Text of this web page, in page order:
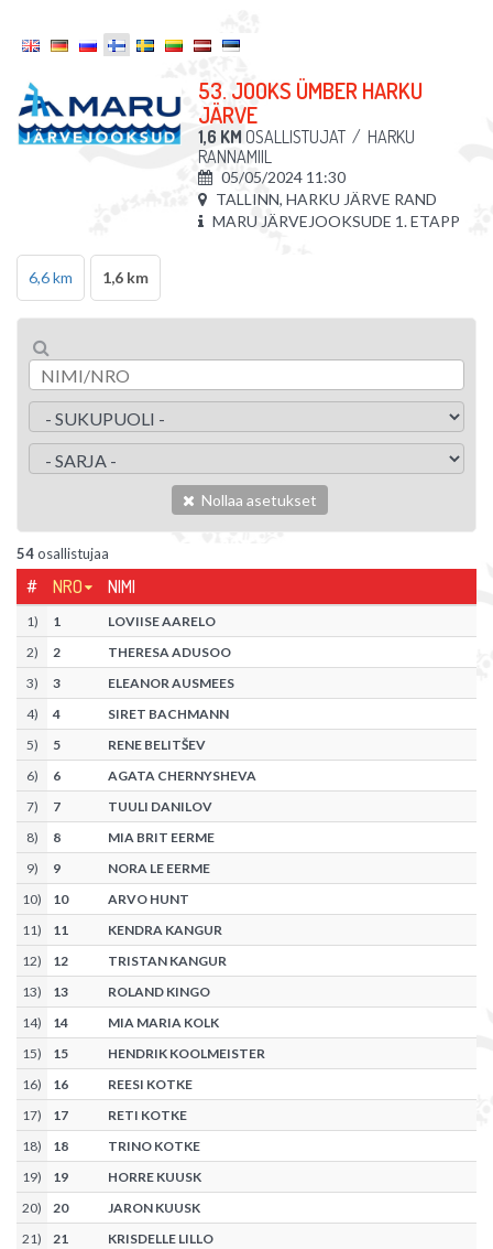
53. JOOKS ÜMBER HARKU
JÄRVE
1,6 KM OSALLISTUJAT / HARKU
RANNAMIIL
05/05/2024 11:30
TALLINN, HARKU JÄRVE RAND
MARU JÄRVEJOOKSUDE 1. ETAPP
6,6 km 1,6 km
Nollaa asetukset
54osallistujaa
# NRO NIMI
1) 1
LOVIISE AARELO
2) 2
THERESA ADUSOO
3) 3
ELEANOR AUSMEES
4) 4
SIRET BACHMANN
5) 5
RENE BELITŠEV
6) 6
AGATA CHERNYSHEVA
7) 7
TUULI DANILOV
8) 8
MIA BRIT EERME
9) 9
NORA LE EERME
10) 10
ARVO HUNT
11) 11
KENDRA KANGUR
12) 12
TRISTAN KANGUR
13) 13
ROLAND KINGO
14) 14
MIA MARIA KOLK
15) 15
HENDRIK KOOLMEISTER
16) 16
REESI KOTKE
17) 17
RETI KOTKE
18) 18
TRINO KOTKE
19) 19
HORRE KUUSK
20) 20
JARON KUUSK
21) 21
KRISDELLE LILLO